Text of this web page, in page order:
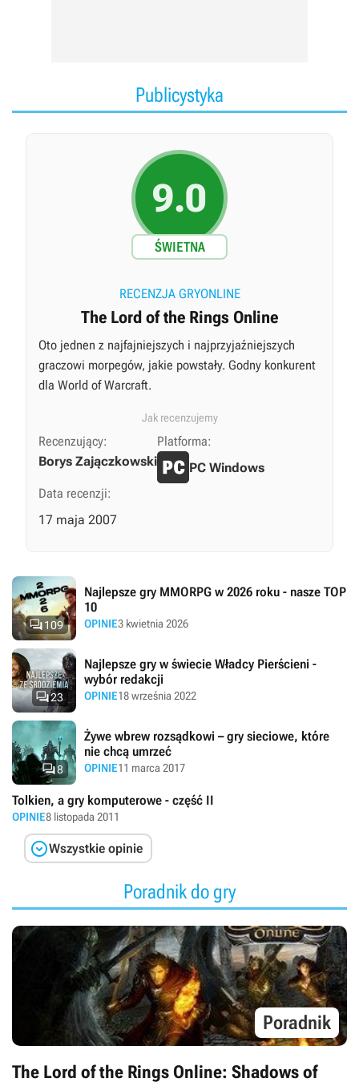
Publicystyka
9.0
ŚWIETNA
RECENZJA GRYONLINE
The Lord of the Rings Online
Oto jednen z najfajniejszych i najprzyjaźniejszych
graczowi morpegów, jakie powstały. Godny konkurent
dla World of Warcraft.
Jak recenzujemy
Recenzujący:
Borys Zajączkowski
Platforma:
PC Windows
Data recenzji:
17 maja 2007
109
Najlepsze gry MMORPG w 2026 roku - nasze TOP
10
OPINIE3 kwietnia 2026
23
Najlepsze gry w świecie Władcy Pierścieni -
wybór redakcji
OPINIE18 września 2022
8
Żywe wbrew rozsądkowi – gry sieciowe, które
nie chcą umrzeć
OPINIE11 marca 2017
Tolkien, a gry komputerowe - część II
OPINIE8 listopada 2011
Wszystkie opinie
Poradnik do gry
Poradnik
The Lord of the Rings Online: Shadows of